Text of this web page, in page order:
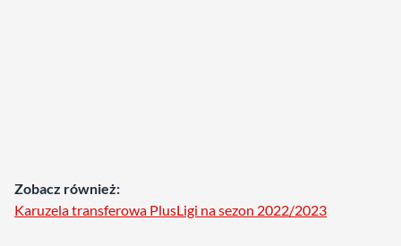
Zobacz również:
Karuzela transferowa PlusLigi na sezon 2022/2023